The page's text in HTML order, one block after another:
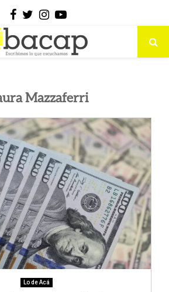
Facebook
Twitter
Instagram
Youtube
Mazzaferri
Lo de Acá